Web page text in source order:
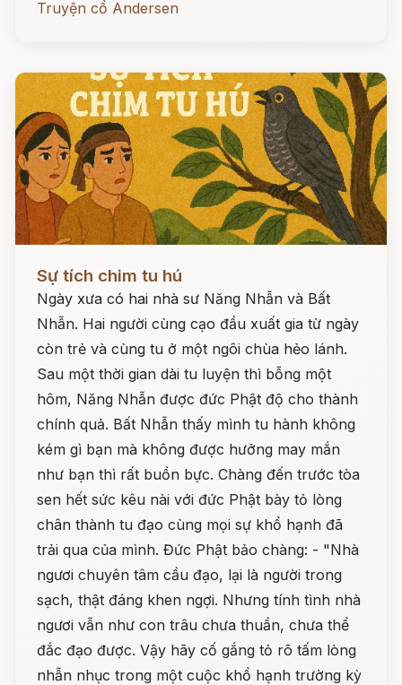
Truyện cổ Andersen
Sự tích chim tu hú
Ngày xưa có hai nhà sư Năng Nhẫn và Bất
Nhẫn. Hai người cùng cạo đầu xuất gia từ ngày
còn trẻ và cùng tu ở một ngôi chùa hẻo lánh.
Sau một thời gian dài tu luyện thì bỗng một
hôm, Năng Nhẫn được đức Phật độ cho thành
chính quả. Bất Nhẫn thấy mình tu hành không
kém gì bạn mà không được hưởng may mắn
như bạn thì rất buồn bực. Chàng đến trước tòa
sen hết sức kêu nài với đức Phật bày tỏ lòng
chân thành tu đạo cùng mọi sự khổ hạnh đã
trải qua của mình. Đức Phật bảo chàng: - "Nhà
ngươi chuyên tâm cầu đạo, lại là người trong
sạch, thật đáng khen ngợi. Nhưng tính tình nhà
ngươi vẫn như con trâu chưa thuần, chưa thể
đắc đạo được. Vậy hãy cố gắng tỏ rõ tấm lòng
nhẫn nhục trong một cuộc khổ hạnh trường kỳ